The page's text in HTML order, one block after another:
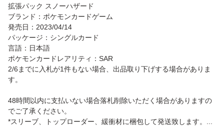
拡張パック スノーハザード
ブランド：ポケモンカードゲーム
発売日：2023/04/14
パッケージ：シングルカード
言語：日本語
ポケモンカードレアリティ：SAR
2/6までに入札が1件もない場合、出品取り下げする場合がありま
す。
48時間以内に支払いない場合落札削除いただく場合がありますの
でご了承ください。
*スリーブ、トップローダー、緩衝材に梱包して発送致します。...